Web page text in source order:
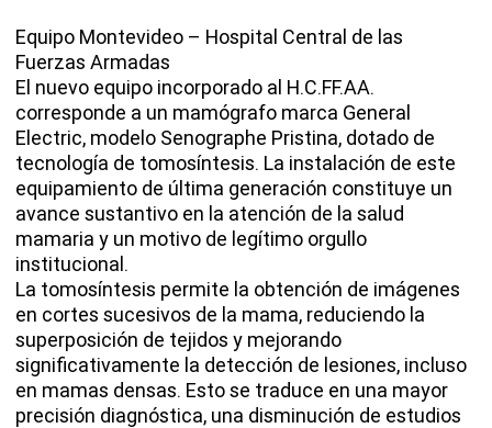
Equipo Montevideo – Hospital Central de las
Fuerzas Armadas
El nuevo equipo incorporado al H.C.FF.AA.
corresponde a un mamógrafo marca General
Electric, modelo Senographe Pristina, dotado de
tecnología de tomosíntesis. La instalación de este
equipamiento de última generación constituye un
avance sustantivo en la atención de la salud
mamaria y un motivo de legítimo orgullo
institucional.
La tomosíntesis permite la obtención de imágenes
en cortes sucesivos de la mama, reduciendo la
superposición de tejidos y mejorando
significativamente la detección de lesiones, incluso
en mamas densas. Esto se traduce en una mayor
precisión diagnóstica, una disminución de estudios